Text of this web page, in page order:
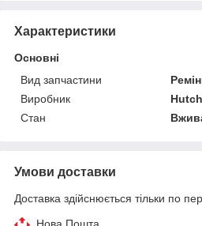
Характеристики
Основні
Вид запчастини
Виробник
Стан
Умови доставки
Доставка здійснюється тільки по
Нова Пошта